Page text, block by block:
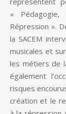
« Pédagogie,
Répression ».
la SACEM
musicales et
les métiers de
également
risques
création et le